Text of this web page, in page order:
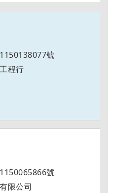
號
程行
號
限公司